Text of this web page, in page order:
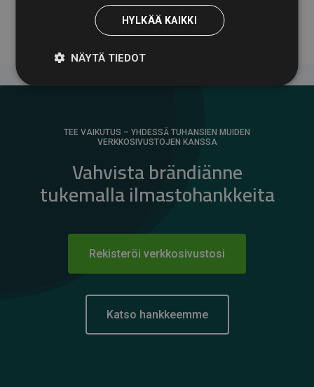
TEE VAIKUTUS – YHDESSÄ TUHANSIEN MUIDEN
VERKKOSIVUSTOJEN KANSSA
Vahvista brändiänne
tukemalla ilmastohankkeita
Rekisteröi verkkosivustosi
Katso hankkeemme
HYLKÄÄ KAIKKI
NÄYTÄ TIEDOT